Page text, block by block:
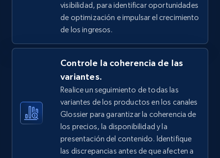
TikTok Shop - category
URL, Title, Available, Description, Currency, Initial
price, Final price, Discount percent, and more.
668+ Comenzar ahora
TikTok Shop - Collect TikTok shop products
by keywords search
URL, Title, Available, Description, Currency, Initial
price, Final price, Discount percent, and more.
visibilidad, para identificar oportunidades
de optimización e impulsar el crecimiento
de los ingresos.
Controle la coherencia de las
variantes.
Realice un seguimiento de todas las
variantes de los productos en los canales
Glossier para garantizar la coherencia de
los precios, la disponibilidad y la
presentación del contenido. Identifique
las discrepancias antes de que afecten a